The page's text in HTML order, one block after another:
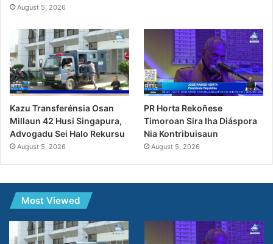
August 5, 2026
Kazu Transferénsia Osan
Millaun 42 Husi Singapura,
Advogadu Sei Halo Rekursu
August 5, 2026
PR Horta Rekoñese
Timoroan Sira Iha Diáspora
Nia Kontribuisaun
August 5, 2026
Most Viewed